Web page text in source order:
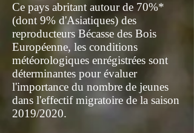
Ce pays abritant autour de 70%*
(dont 9% d'Asiatiques) des
reproducteurs Bécasse des Bois
Européenne, les conditions
météorologiques enrégistrées sont
déterminantes pour évaluer
l'importance du nombre de jeunes
dans l'effectif migratoire de la saison
2019/2020.